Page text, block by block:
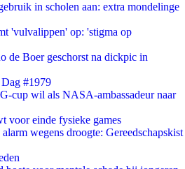
in scholen aan: extra mondelinge
'vulvalippen' op: 'stigma op
de Boer geschorst na dickpic in
#1979
cup wil als NASA-ambassadeur naar
voor einde fysieke games
wegens droogte: Gereedschapskist